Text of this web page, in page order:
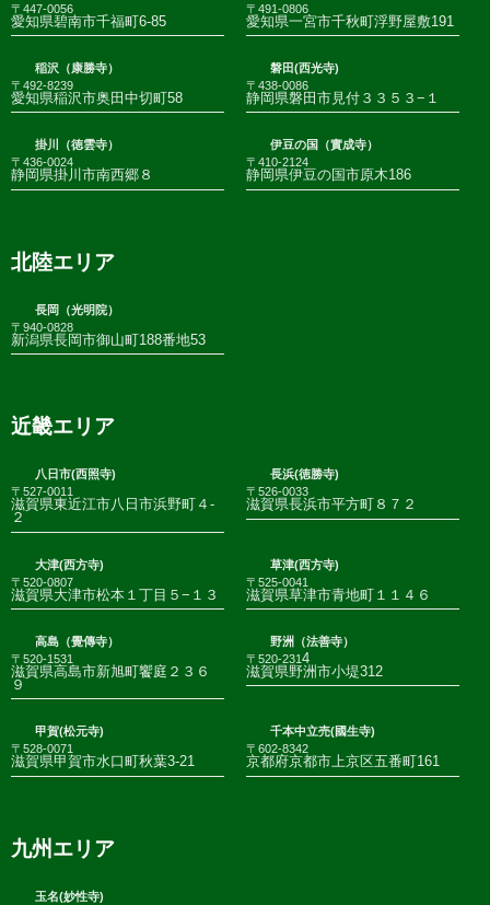
〒447-0056
愛知県碧南市千福町6-85
〒491-0806
愛知県一宮市千秋町浮野屋敷191
稲沢（康勝寺）
〒492-8239
愛知県稲沢市奥田中切町58
磐田(西光寺)
〒438-0086
静岡県磐田市見付３３５３−１
掛川（徳雲寺）
〒436-0024
静岡県掛川市南西郷８
伊豆の国（實成寺）
〒410-2124
静岡県伊豆の国市原木186
北陸エリア
長岡（光明院）
〒940-0828
新潟県長岡市御山町188番地53
近畿エリア
八日市(西照寺)
〒527-0011
滋賀県東近江市八日市浜野町４-
２
長浜(徳勝寺)
〒526-0033
滋賀県長浜市平方町８７２
大津(西方寺)
〒520-0807
滋賀県大津市松本１丁目５−１３
草津(西方寺)
〒525-0041
滋賀県草津市青地町１１４６
高島（覺傳寺）
〒520-1531
滋賀県高島市新旭町饗庭２３６
９
野洲（法善寺）
〒520-2314
滋賀県野洲市小堤312
甲賀(松元寺)
〒528-0071
滋賀県甲賀市水口町秋葉3-21
千本中立売(國生寺)
〒602-8342
京都府京都市上京区五番町161
九州エリア
玉名(妙性寺)